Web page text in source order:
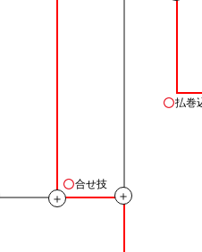
払巻
＋
合せ技
＋